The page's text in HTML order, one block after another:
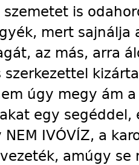
szemetet is
mert sajnálja
az más, arra
szerkezettel
úgy megy ám
egy
IVÓVÍZ, a
amúgy